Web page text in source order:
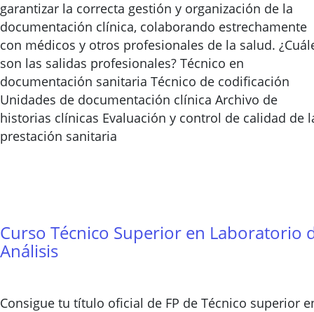
garantizar la correcta gestión y organización de la
documentación clínica, colaborando estrechamente
con médicos y otros profesionales de la salud.
son las salidas profesionales? Técnico en
documentación sanitaria Técnico de codificación
Unidades de documentación clínica Archivo de
historias clínicas Evaluación y control de calidad de
prestación sanitaria
Curso Técnico Superior en Laboratorio
Análisis
Consigue tu título oficial de FP de Técnico superior